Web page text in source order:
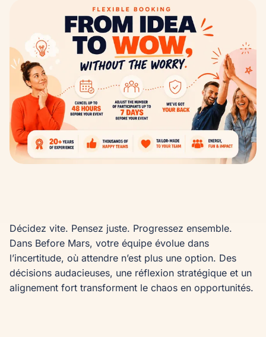
Décidez vite. Pensez juste. Progressez ensemble.
Dans Before Mars, votre équipe évolue dans
l’incertitude, où attendre n’est plus une option. Des
décisions audacieuses, une réflexion stratégique et un
alignement fort transforment le chaos en opportunités.